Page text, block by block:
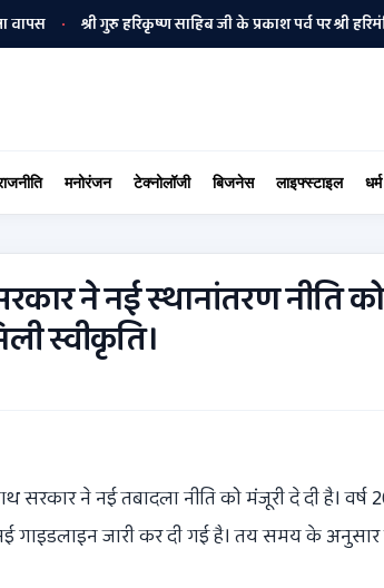
• श्री गुरु हरिकृष्ण साहिब जी के प्रकाश पर्व पर श्री
मनोरंजन टेक्नोलॉजी बिजनेस लाइफ्स्टाइल धर्म
ने नई स्थानांतरण नीति
स्वीकृति।
सरकार ने नई तबादला नीति को मंजूरी दे दी है।
गाइडलाइन जारी कर दी गई है। तय समय के